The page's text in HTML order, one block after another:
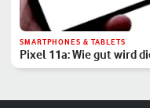
SMARTPHONES & TABLETS
Pixel 11a: Wie gut wird
Hits?